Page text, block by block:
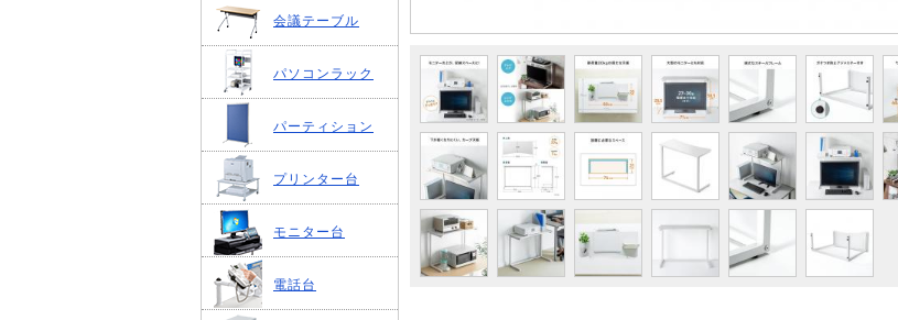
会議テーブル
パソコンラック
パーティション
プリンター台
モニター台
電話台